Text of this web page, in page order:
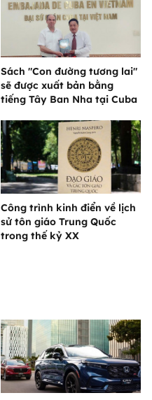
Sách "Con đường tương lai"
sẽ được xuất bản bằng
tiếng Tây Ban Nha tại Cuba
Công trình kinh điển về lịch
sử tôn giáo Trung Quốc
trong thế kỷ XX